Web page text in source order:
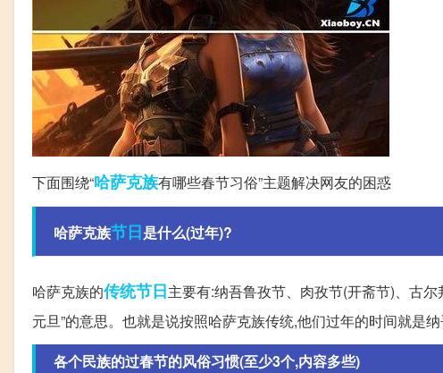
下面围绕“哈萨克族有哪些春节习俗”主题解决网友的困惑
哈萨克族节日是什么(过年)?
哈萨克族的传统节日主要有:纳吾鲁孜节、肉孜节(开斋节)、古
元旦”的意思。也就是说按照哈萨克族传统,他们过年的时间就是纳
各个民族的过春节的风俗习惯(至少3个,内容多些)